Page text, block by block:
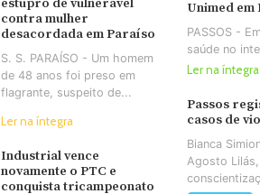
estupro de vulnerável
contra mulher
desacordada em Paraíso
S. S. PARAÍSO - Um homem
de 48 anos foi preso em
flagrante, suspeito de...
Ler na íntegra
Industrial vence
novamente o PTC e
conquista tricampeonato
Unimed em
PASSOS -
saúde no
Ler na íntegra
Passos
casos de
Bianca
Agosto